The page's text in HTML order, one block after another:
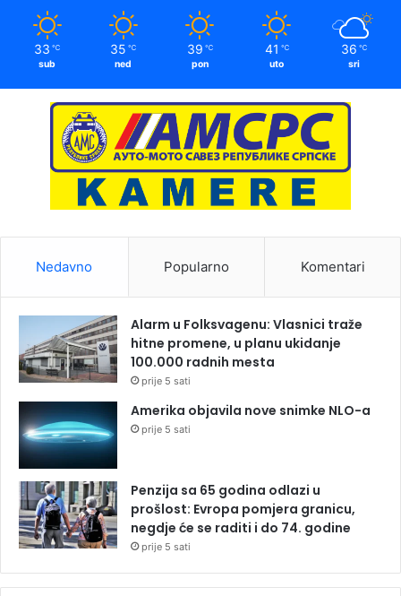
33 ℃
sub
35 ℃
ned
39 ℃
pon
41 ℃
uto
36 ℃
sri
Nedavno Popularno Komentari
Alarm u Folksvagenu: Vlasnici traže
hitne promene, u planu ukidanje
100.000 radnih mesta
prije 5 sati
Amerika objavila nove snimke NLO-a
prije 5 sati
Penzija sa 65 godina odlazi u
prošlost: Evropa pomjera granicu,
negdje će se raditi i do 74. godine
prije 5 sati